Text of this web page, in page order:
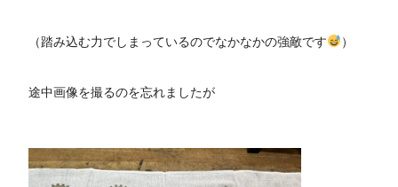
（踏み込む力でしまっているのでなかなかの強敵です ）
途中画像を撮るのを忘れましたが